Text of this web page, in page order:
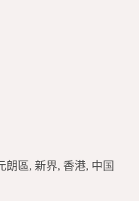
朗區, 新界, 香港, 中国